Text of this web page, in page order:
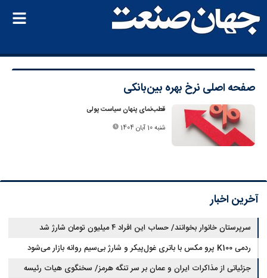
صفحه اصلی نرخ بهره بین‌بانکی
قطب‌نمای پنهان سیاست پولی
شنبه 10 آبان 1404
آخرین اخبار
سرپرستان خانوار بخوانند/ حساب این افراد ۴ میلیون تومان شارژ شد
ردمی K100 پرو مکس با باتری غول‌پیکر و شارژ بی‌سیم روانه بازار می‌شود
جزئیاتی از مذاکرات ایران و عمان بر سر تنگه هرمز/ سخنگوی هیات رئیسه